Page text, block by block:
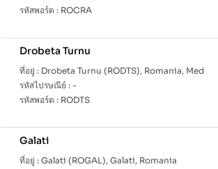
รหัสพอร์ต : ROCRA
Drobeta Turnu
ที่อยู่ : Drobeta Turnu (RODTS), Romania, Med
รหัสไปรษณีย์ : -
รหัสพอร์ต : RODTS
Galati
ที่อยู่ : Galati (ROGAL), Galati, Romania